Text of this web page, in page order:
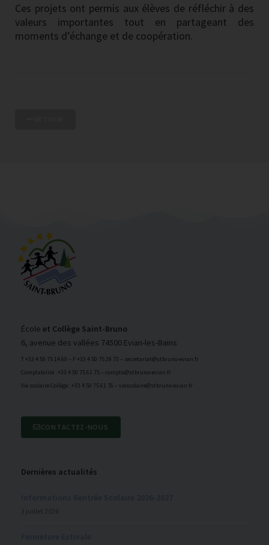
Ces projets ont permis aux élèves de réfléchir à des
valeurs importantes tout en partageant des
moments d’échange et de coopération.
École et Collège Saint-Bruno
6, avenue des vallées 74500 Evian-les-Bains
T +33 4 50 75 14 60 – F +33 4 50 75 29 73 – secretariat@stbruno-evian.fr
Comptabilité : +33 4 50 75 61 75 – compta@stbruno-evian.fr
Vie scolaire Collège : +33 4 50 75 61 76 – viescolaire@stbruno-evian.fr
CONTACTEZ-NOUS
Dernières actualités
3 juillet 2026